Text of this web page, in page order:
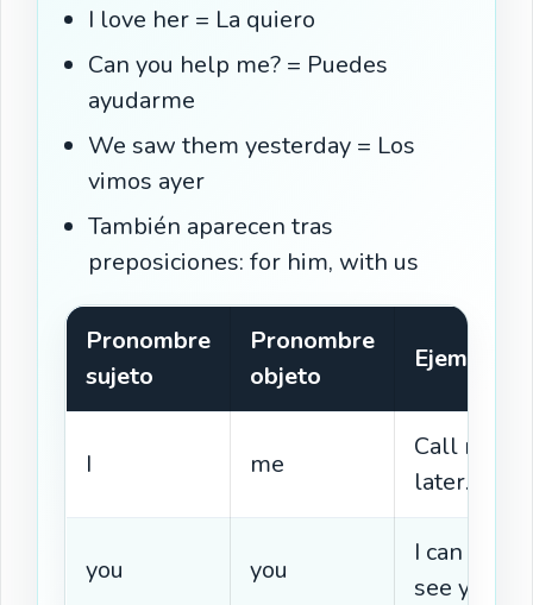
I love her = La quiero
Can you help me? = Puedes
ayudarme
We saw them yesterday = Los
vimos ayer
También aparecen tras
preposiciones: for him, with us
Pronombre
sujeto
Pronombre
objeto
Ejemplo
I me
Call me
later.
you you
I can
see you.